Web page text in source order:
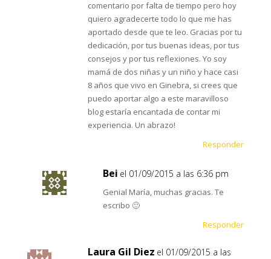
comentario por falta de tiempo pero hoy
quiero agradecerte todo lo que me has
aportado desde que te leo. Gracias por tu
dedicación, por tus buenas ideas, por tus
consejos y por tus reflexiones. Yo soy
mamá de dos niñas y un niño y hace casi
8 años que vivo en Ginebra, si crees que
puedo aportar algo a este maravilloso
blog estaría encantada de contar mi
experiencia. Un abrazo!
Responder
Bei el 01/09/2015 a las 6:36 pm
Genial María, muchas gracias. Te
escribo 🙂
Responder
Laura Gil Diez el 01/09/2015 a las